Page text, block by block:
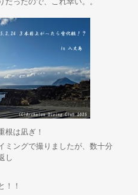
根は凪ぎ！
ミングで撮りましたが、数十分
し
！！